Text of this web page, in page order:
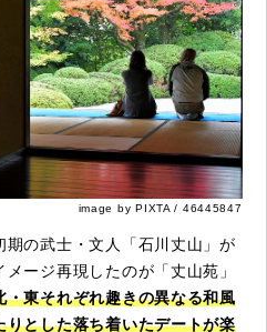
image by PIXTA / 46445847
の武士・文人「石川丈山」が
ージ再現したのが「丈山苑」
・東それぞれ趣きの異なる和風
とした落ち着いたデートが楽